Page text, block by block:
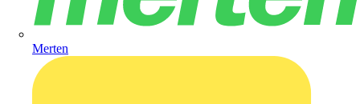
Merten